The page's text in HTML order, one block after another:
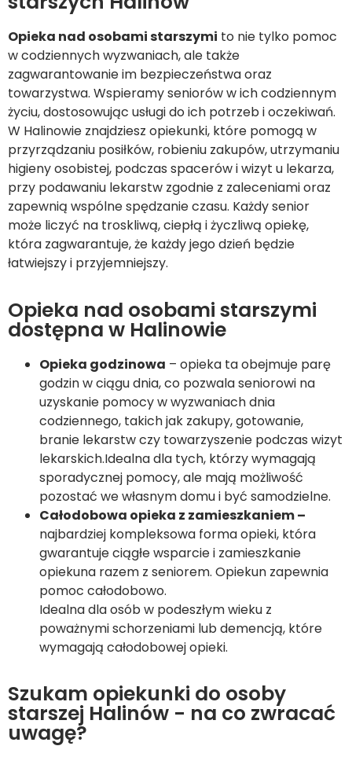
Opieka nad osobami starszymi to nie tylko pomoc
w codziennych wyzwaniach, ale także
zagwarantowanie im bezpieczeństwa oraz
towarzystwa. Wspieramy seniorów w ich codziennym
życiu, dostosowując usługi do ich potrzeb i oczekiwań.
W Halinowie znajdziesz opiekunki, które pomogą w
przyrządzaniu posiłków, robieniu zakupów, utrzymaniu
higieny osobistej, podczas spacerów i wizyt u lekarza,
przy podawaniu lekarstw zgodnie z zaleceniami oraz
zapewnią wspólne spędzanie czasu. Każdy senior
może liczyć na troskliwą, ciepłą i życzliwą opiekę,
która zagwarantuje, że każdy jego dzień będzie
łatwiejszy i przyjemniejszy.
Opieka nad osobami starszymi
dostępna w Halinowie
Opieka godzinowa – opieka ta obejmuje parę
godzin w ciągu dnia, co pozwala seniorowi na
uzyskanie pomocy w wyzwaniach dnia
codziennego, takich jak zakupy, gotowanie,
branie lekarstw czy towarzyszenie podczas wizyt
lekarskich.Idealna dla tych, którzy wymagają
sporadycznej pomocy, ale mają możliwość
pozostać we własnym domu i być samodzielne.
Całodobowa opieka z zamieszkaniem –
najbardziej kompleksowa forma opieki, która
gwarantuje ciągłe wsparcie i zamieszkanie
opiekuna razem z seniorem. Opiekun zapewnia
pomoc całodobowo.
Idealna dla osób w podeszłym wieku z
poważnymi schorzeniami lub demencją, które
wymagają całodobowej opieki.
Szukam opiekunki do osoby
starszej Halinów - na co zwracać
uwagę?